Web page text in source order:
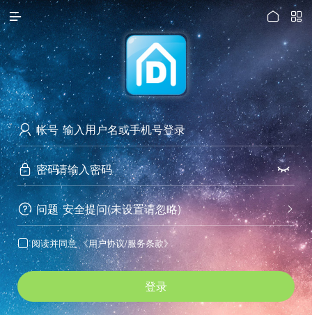

访问电脑版
 

 帐号
 密码 
 问题 
安全提问(未设置请忽略)
 阅读并同意 《用户协议/服务条款》
登录